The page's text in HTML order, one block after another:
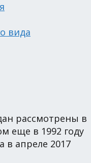
вида
рассмотрены в
еще в 1992 году
в апреле 2017